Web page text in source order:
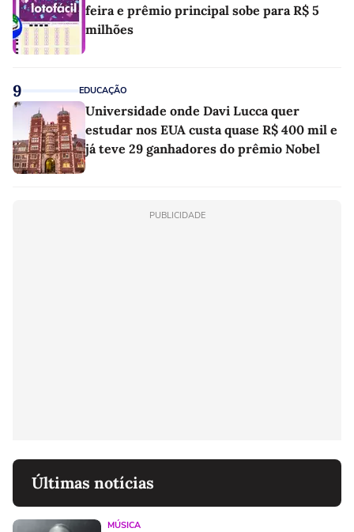
feira e prêmio principal sobe para R$ 5
milhões
9 EDUCAÇÃO
Universidade onde Davi Lucca quer
estudar nos EUA custa quase R$ 400 mil e
já teve 29 ganhadores do prêmio Nobel
PUBLICIDADE
Últimas notícias
MÚSICA